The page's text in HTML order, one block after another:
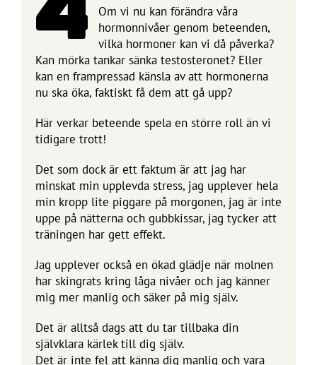
Om vi nu kan förändra våra
hormonnivåer genom beteenden,
vilka hormoner kan vi då påverka?
Kan mörka tankar sänka testosteronet? Eller
kan en frampressad känsla av att hormonerna
nu ska öka, faktiskt få dem att gå upp?
Här verkar beteende spela en större roll än vi
tidigare trott!
Det som dock är ett faktum är att jag har
minskat min upplevda stress, jag upplever hela
min kropp lite piggare på morgonen, jag är inte
uppe på nätterna och gubbkissar, jag tycker att
träningen har gett effekt.
Jag upplever också en ökad glädje när molnen
har skingrats kring låga nivåer och jag känner
mig mer manlig och säker på mig själv.
Det är alltså dags att du tar tillbaka din
självklara kärlek till dig själv.
Det är inte fel att känna dig manlig och vara